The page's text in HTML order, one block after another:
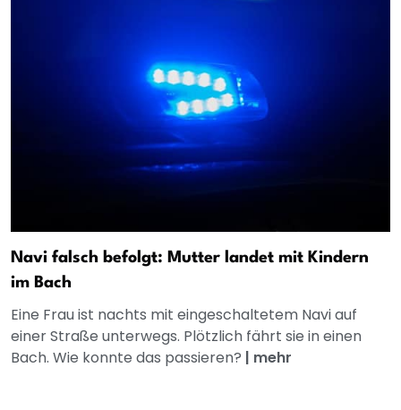
Navi falsch befolgt: Mutter landet mit Kindern
im Bach
Eine Frau ist nachts mit eingeschaltetem Navi auf
einer Straße unterwegs. Plötzlich fährt sie in einen
Bach. Wie konnte das passieren? | mehr